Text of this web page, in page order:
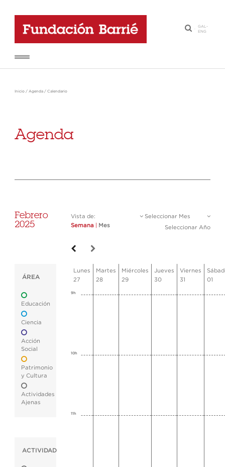
·
GAL-
ENG
Inicio / Agenda / Calendario
Agenda
Febrero
2025
Vista de:
Semana
Mes
Seleccionar Mes
Seleccionar Año
ÁREA
Educación
Ciencia
Acción
Social
Patrimonio
y Cultura
Actividades
Ajenas
ACTIVIDAD
Lunes
27
Martes
28
Miércoles
29
Jueves
30
Viernes
31
01
9h
10h
11h